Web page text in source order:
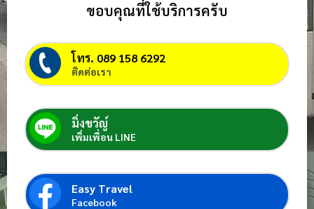
ขอบคุณที่ใช้บริการครับ
โทร. 089 158 6292
ติดต่อเรา
มิ่งขวัญ์
เพิ่มเพื่อน LINE
Easy Travel
Facebook